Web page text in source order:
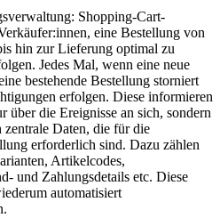
Shopping-Cart-
eine Bestellung von
hin zur Lieferung optimal zu
Jedes Mal, wenn eine neue
bestehende Bestellung storniert
erfolgen. Diese informieren
über die Ereignisse an sich, sondern
zentrale Daten, die für die
erforderlich sind. Dazu zählen
Artikelcodes,
und Zahlungsdetails etc. Diese
automatisiert